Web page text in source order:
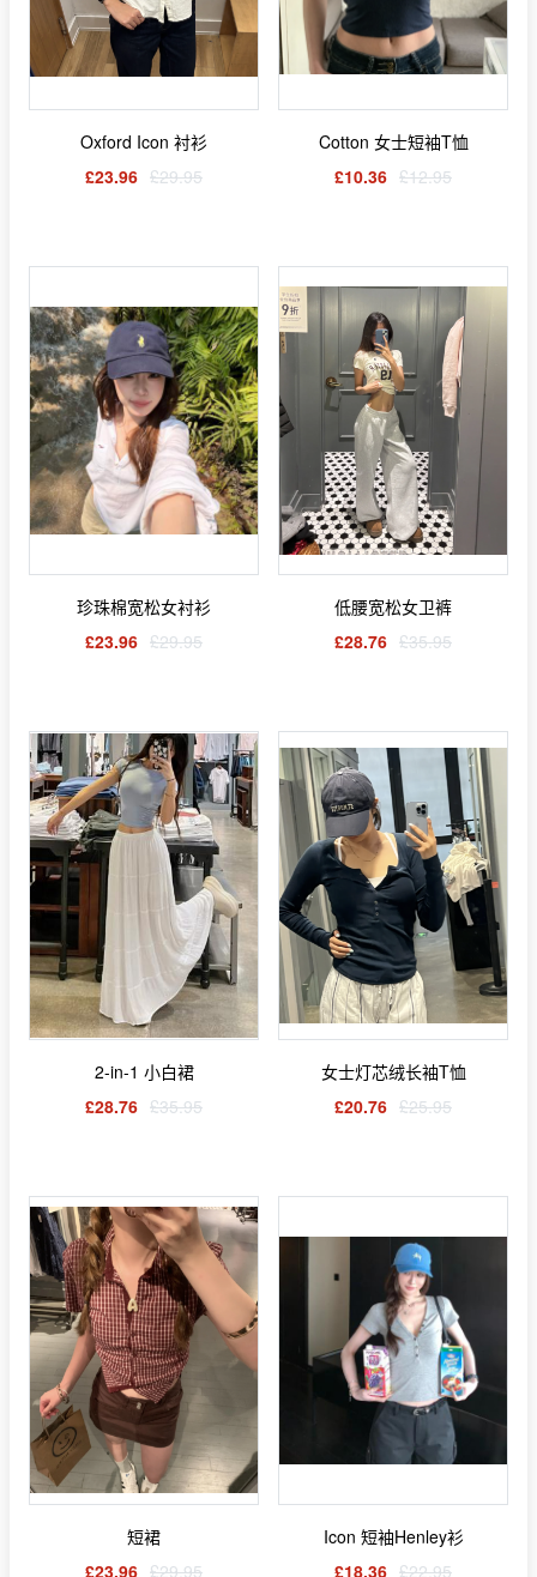
Oxford Icon 衬衫
£23.96 £29.95
Cotton 女士短袖T恤
£10.36 £12.95
珍珠棉宽松女衬衫
£23.96 £29.95
低腰宽松女卫裤
£28.76 £35.95
2-in-1 小白裙
£28.76 £35.95
女士灯芯绒长袖T恤
£20.76 £25.95
短裙
£23.96 £29.95
Icon 短袖Henley衫
£18.36 £22.95